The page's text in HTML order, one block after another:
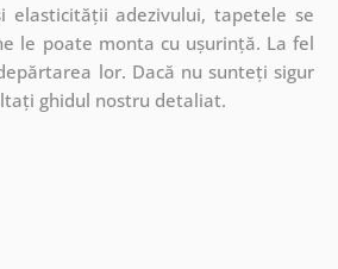
elasticității adezivului, tapetele se
le poate monta cu ușurință. La fel
lor. Dacă nu sunteți sigur
ghidul nostru detaliat.